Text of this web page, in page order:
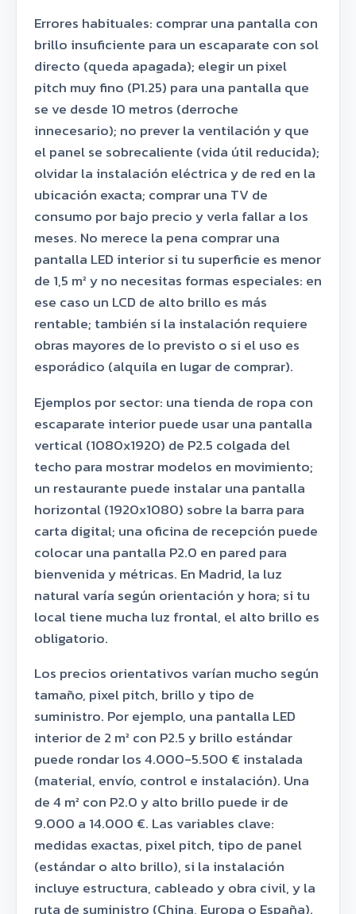
Errores habituales: comprar una pantalla con
brillo insuficiente para un escaparate con sol
directo (queda apagada); elegir un pixel
pitch muy fino (P1.25) para una pantalla que
se ve desde 10 metros (derroche
innecesario); no prever la ventilación y que
el panel se sobrecaliente (vida útil reducida);
olvidar la instalación eléctrica y de red en la
ubicación exacta; comprar una TV de
consumo por bajo precio y verla fallar a los
meses. No merece la pena comprar una
pantalla LED interior si tu superficie es menor
de 1,5 m² y no necesitas formas especiales: en
ese caso un LCD de alto brillo es más
rentable; también si la instalación requiere
obras mayores de lo previsto o si el uso es
esporádico (alquila en lugar de comprar).
Ejemplos por sector: una tienda de ropa con
escaparate interior puede usar una pantalla
vertical (1080x1920) de P2.5 colgada del
techo para mostrar modelos en movimiento;
un restaurante puede instalar una pantalla
horizontal (1920x1080) sobre la barra para
carta digital; una oficina de recepción puede
colocar una pantalla P2.0 en pared para
bienvenida y métricas. En Madrid, la luz
natural varía según orientación y hora; si tu
local tiene mucha luz frontal, el alto brillo es
obligatorio.
Los precios orientativos varían mucho según
tamaño, pixel pitch, brillo y tipo de
suministro. Por ejemplo, una pantalla LED
interior de 2 m² con P2.5 y brillo estándar
puede rondar los 4.000-5.500 € instalada
(material, envío, control e instalación). Una
de 4 m² con P2.0 y alto brillo puede ir de
9.000 a 14.000 €. Las variables clave:
medidas exactas, pixel pitch, tipo de panel
(estándar o alto brillo), si la instalación
incluye estructura, cableado y obra civil, y la
ruta de suministro (China, Europa o España).